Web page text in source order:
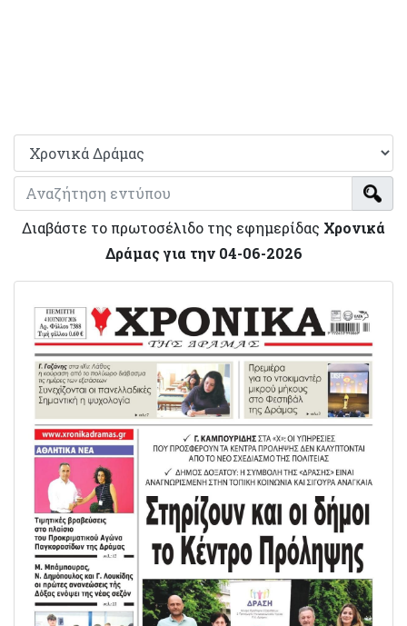
Διαβάστε το πρωτοσέλιδο της εφημερίδας Χρονικά
Δράμας για την 04-06-2026